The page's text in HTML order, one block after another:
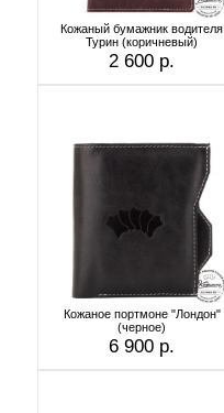
Кожаный бумажник водителя
Турин (коричневый)
2 600 р.
Кожаное портмоне "Лондон"
(черное)
6 900 р.